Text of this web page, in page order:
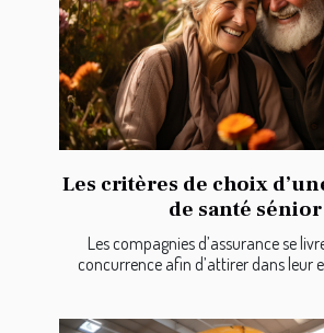
Les critères de choix
de santé sénior
Les compagnies d’assurance se
concurrence afin d’attirer dans leur